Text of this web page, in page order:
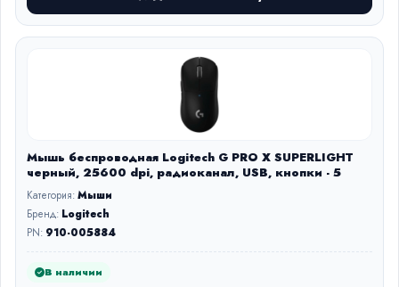
Мышь беспроводная Logitech G PRO X SUPERLIGHT
черный, 25600 dpi, радиоканал, USB, кнопки - 5
Категория:Мыши
Бренд: Logitech
PN: 910-005884
В наличии